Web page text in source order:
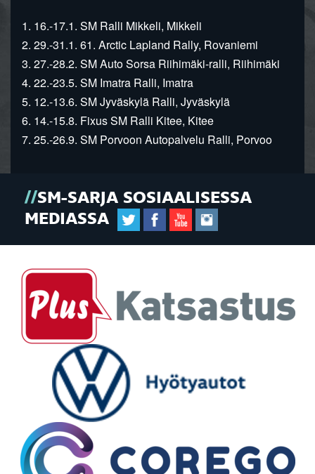
1. 16.-17.1. SM Ralli Mikkeli, Mikkeli
2. 29.-31.1. 61. Arctic Lapland Rally, Rovaniemi
3. 27.-28.2. SM Auto Sorsa Riihimäki-ralli, Riihimäki
4. 22.-23.5. SM Imatra Ralli, Imatra
5. 12.-13.6. SM Jyväskylä Ralli, Jyväskylä
6. 14.-15.8. Fixus SM Ralli Kitee, Kitee
7. 25.-26.9. SM Porvoon Autopalvelu Ralli, Porvoo
SM-SARJA SOSIAALISESSA
MEDIASSA